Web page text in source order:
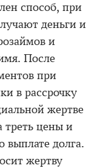
способ, при
деньги и
и
После
при
в рассрочку
жертве
треть цены и
выплате долга.
жертву